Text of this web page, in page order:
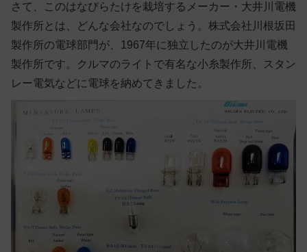
さて、このはなびらたけを栽培するメーカー・大井川電機
製作所とは、どんな会社なのでしょう。株式会社川根坂田
製作所の電球部門が、1967年に独立したのが大井川電機
製作所です。クルマのライトで有名な小糸製作所、スタン
レー電気などに電球を納めてきました。